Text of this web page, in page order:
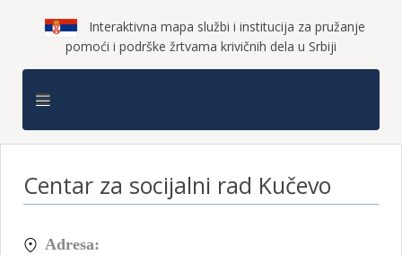
Interaktivna mapa službi i institucija za pružanje
pomoći i podrške žrtvama krivičnih dela u Srbiji
Centar za socijalni rad Kučevo
Adresa: